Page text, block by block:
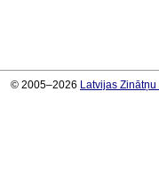
© 2005–2026 Latvijas